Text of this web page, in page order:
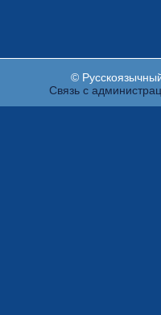
©
Связь с